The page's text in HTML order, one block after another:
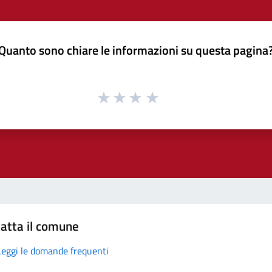
sono chiare le informazioni su questa
il comune
le domande frequenti